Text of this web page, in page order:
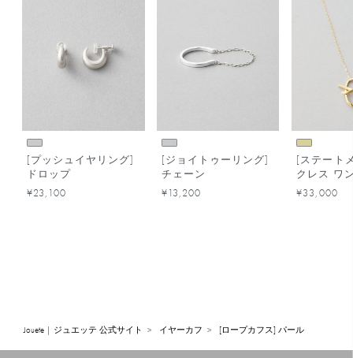
[プッシュイヤリング]
ドロップ
¥23,100
[ジョイトゥーリング]
チェーン
¥13,200
[ステート
クレス ワ
ク
¥33,000
Jouete | ジュエッテ 公式サイト イヤーカフ [ロープカフス] パール